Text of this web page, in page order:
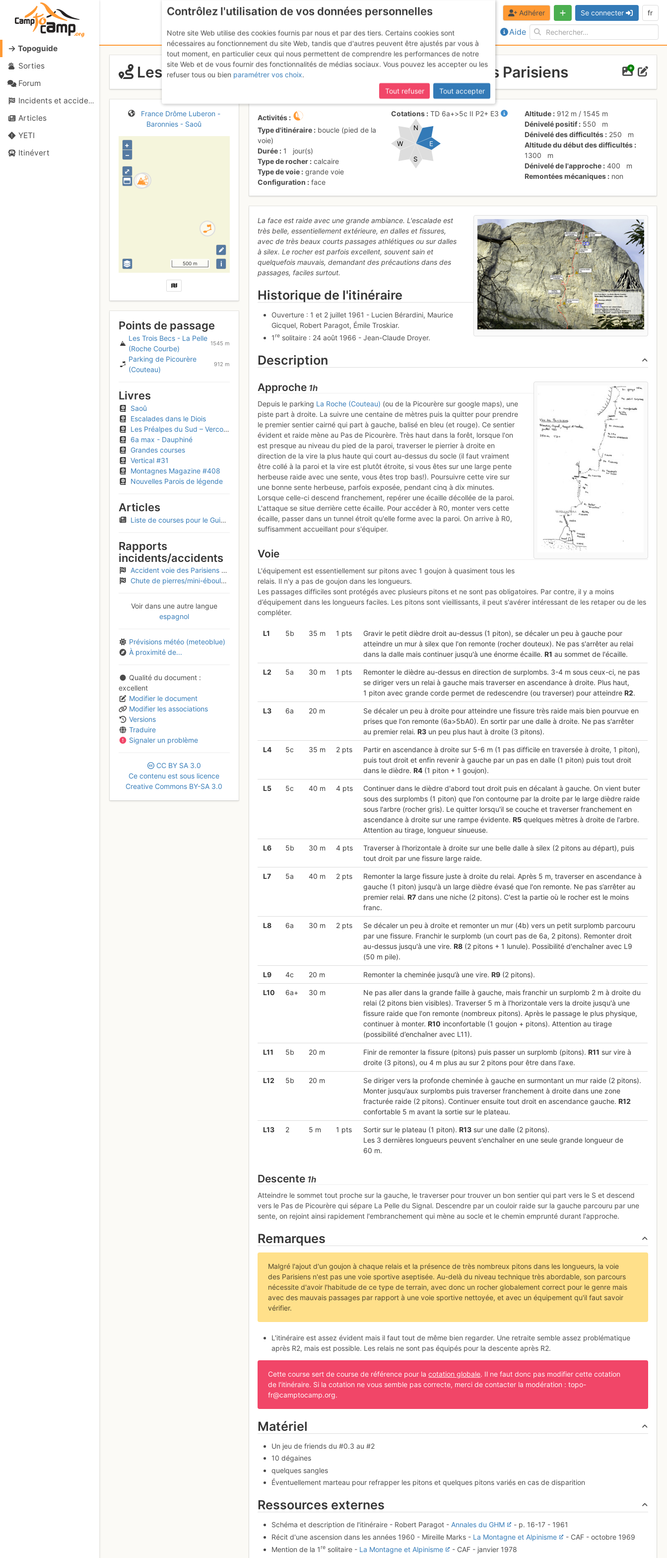
Topoguide
Sorties
Forum
Incidents et accidents
Articles
YETI
Itinévert
Aide
Adhérer Se connecter fr
Les Trois Becs - La Pelle (Roche Courbe) : Voie des Parisiens
France Drôme Luberon -
Baronnies - Saoû
⤢
+
–
500 m i
Points de passage
Les Trois Becs - La Pelle
(Roche Courbe)
1545 m
Parking de Picourère
(Couteau)
912 m
Livres
Saoû
Escalades dans le Diois
Les Préalpes du Sud – Vercors – Verdon – Devoluy - Les 100 plus belles courses et randonnées
6a max - Dauphiné
Grandes courses
Vertical #31
Montagnes Magazine #408
Nouvelles Parois de légende
Articles
Liste de courses pour le Guide 2016 en France
Rapports
incidents/accidents
Accident voie des Parisiens qui se finit bien
Chute de pierres/mini-éboulement dans la voie des Parisiens
Voir dans une autre langue
espagnol
Prévisions météo (meteoblue)
À proximité de...
Qualité du document
excellent
Modifier le document
Modifier les associations
Versions
Traduire
Signaler un problème
CC BY SA 3.0
Ce contenu est sous licence
Creative Commons BY-SA 3.0
Activités
Type d'itinéraire
boucle (pied de la
voie)
Durée
1
jour(s)
Type de rocher
calcaire
Type de voie
grande voie
Configuration
face
Cotations TD 6a+>5c II P2+ E3
E
W
S
N
Altitude 912 m / 1545 m
Dénivelé positif
550
m
Dénivelé des difficultés
250
m
Altitude du début des difficultés
1300
m
Dénivelé de l'approche
400
m
Remontées mécaniques
non
La face est raide avec une grande ambiance. L'escalade est
très belle, essentiellement extérieure, en dalles et fissures,
avec de très beaux courts passages athlétiques ou sur dalles
à silex. Le rocher est parfois excellent, souvent sain et
quelquefois mauvais, demandant des précautions dans des
passages, faciles surtout.
Historique de l'itinéraire
Ouverture : 1 et 2 juillet 1961 - Lucien Bérardini, Maurice
Gicquel, Robert Paragot, Émile Troskiar.
1re solitaire : 24 août 1966 - Jean-Claude Droyer.
Description
Approche 1h
Depuis le parking La Roche (Couteau) (ou de la Picourère sur google maps), une
piste part à droite. La suivre une centaine de mètres puis la quitter pour prendre
le premier sentier cairné qui part à gauche, balisé en bleu (et rouge). Ce sentier
évident et raide mène au Pas de Picourère. Très haut dans la forêt, lorsque l'on
est presque au niveau du pied de la paroi, traverser le pierrier à droite en
direction de la vire la plus haute qui court au-dessus du socle (il faut vraiment
être collé à la paroi et la vire est plutôt étroite, si vous êtes sur une large pente
herbeuse raide avec une sente, vous êtes trop bas!). Poursuivre cette vire sur
une bonne sente herbeuse, parfois exposée, pendant cinq à dix minutes.
Lorsque celle-ci descend franchement, repérer une écaille décollée de la paroi.
L'attaque se situe derrière cette écaille. Pour accéder à R0, monter vers cette
écaille, passer dans un tunnel étroit qu'elle forme avec la paroi. On arrive à R0,
suffisamment accueillant pour s'équiper.
Voie
L'équipement est essentiellement sur pitons avec 1 goujon à quasiment tous les
relais. Il n'y a pas de goujon dans les longueurs.
Les passages difficiles sont protégés avec plusieurs pitons et ne sont pas obligatoires. Par contre, il y a moins
d’équipement dans les longueurs faciles. Les pitons sont vieillissants, il peut s'avérer intéressant de les retaper ou de les
compléter.
L1 5b 35 m 1 pts
Gravir le petit dièdre droit au-dessus (1 piton), se décaler un peu à gauche pour
atteindre un mur à silex que l'on remonte (rocher douteux). Ne pas s'arrêter au relai
dans la dalle mais continuer jusqu'à une énorme écaille. R1 au sommet de l'écaille.
L2 5a 30 m 1 pts
Remonter le dièdre au-dessus en direction de surplombs. 3-4 m sous ceux-ci, ne pas
se diriger vers un relai à gauche mais traverser en ascendance à droite. Plus haut,
1 piton avec grande corde permet de redescendre (ou traverser) pour atteindre R2.
L3 6a 20 m
Se décaler un peu à droite pour atteindre une fissure très raide mais bien pourvue en
prises que l'on remonte (6a>5bA0). En sortir par une dalle à droite. Ne pas s'arrêter
au premier relai. R3un peu plus haut à droite (3 pitons).
L4 5c 35 m 2 pts
Partir en ascendance à droite sur 5-6 m (1 pas difficile en traversée à droite, 1 piton),
puis tout droit et enfin revenir à gauche par un pas en dalle (1 piton) puis tout droit
dans le dièdre. R4(1 piton + 1 goujon).
L5 5c 40 m 4 pts
Continuer dans le dièdre d'abord tout droit puis en décalant à gauche. On vient buter
sous des surplombs (1 piton) que l'on contourne par la droite par le large dièdre raide
sous l'arbre (rocher gris). Le quitter lorsqu'il se couche et traverser franchement en
ascendance à droite sur une rampe évidente. R5quelques mètres à droite de l'arbre.
Attention au tirage, longueur sinueuse.
L6 5b 30 m 4 pts
Traverser à l'horizontale à droite sur une belle dalle à silex (2 pitons au départ), puis
tout droit par une fissure large raide.
L7 5a 40 m 2 pts
Remonter la large fissure juste à droite du relai. Après 5 m, traverser en ascendance à
gauche (1 piton) jusqu'à un large dièdre évasé que l'on remonte. Ne pas s’arrêter au
premier relai. R7dans une niche (2 pitons). C'est la partie où le rocher est le moins
franc.
L8 6a 30 m 2 pts
Se décaler un peu à droite et remonter un mur (4b) vers un petit surplomb parcouru
par une fissure. Franchir le surplomb (un court pas de 6a, 2 pitons). Remonter droit
au-dessus jusqu'à une vire. R8(2 pitons + 1 lunule). Possibilité d'enchaîner avec L9
(50 m pile).
L9 4c 20 m Remonter la cheminée jusqu’à une vire. R9(2 pitons).
L10 6a+ 30 m
Ne pas aller dans la grande faille à gauche, mais franchir un surplomb 2 m à droite du
relai (2 pitons bien visibles). Traverser 5 m à l'horizontale vers la droite jusqu'à une
fissure raide que l'on remonte (nombreux pitons). Après le passage le plus physique,
continuer à monter. R10 inconfortable (1 goujon + pitons). Attention au tirage
(possibilité d’enchaîner avec L11).
L11 5b 20 m Finir de remonter la fissure (pitons) puis passer un surplomb (pitons). R11 sur vire à
droite (3 pitons), ou 4 m plus au sur 2 pitons pour être dans l'axe.
L12 5b 20 m
Se diriger vers la profonde cheminée à gauche en surmontant un mur raide (2 pitons).
Monter jusqu’aux surplombs puis traverser franchement à droite dans une zone
fracturée raide (2 pitons). Continuer ensuite tout droit en ascendance gauche. R12
confortable 5 m avant la sortie sur le plateau.
L13 2 5 m 1 pts Sortir sur le plateau (1 piton). R13sur une dalle (2 pitons).
Les 3 dernières longueurs peuvent s'enchaîner en une seule grande longueur de
60 m.
Descente 1h
Atteindre le sommet tout proche sur la gauche, le traverser pour trouver un bon sentier qui part vers le S et descend
vers le Pas de Picourère qui sépare La Pelle du Signal. Descendre par un couloir raide sur la gauche parcouru par une
sente, on rejoint ainsi rapidement l'embranchement qui mène au socle et le chemin emprunté durant l'approche.
Remarques
Malgré l'ajout d'un goujon à chaque relais et la présence de très nombreux pitons dans les longueurs, la voie
des Parisiens n'est pas une voie sportive aseptisée. Au-delà du niveau technique très abordable, son parcours
nécessite d'avoir l'habitude de ce type de terrain, avec donc un rocher globalement correct pour le genre mais
avec des mauvais passages par rapport à une voie sportive nettoyée, et avec un équipement qu'il faut savoir
vérifier.
L'itinéraire est assez évident mais il faut tout de même bien regarder. Une retraite semble assez problématique
après R2, mais est possible. Les relais ne sont pas équipés pour la descente après R2.
Cette course sert de course de référence pour lacotation globale. Il ne faut donc pas modifier cette cotation
de l'itinéraire. Si la cotation ne vous semble pas correcte, merci de contacter la modération : topo-
fr@camptocamp.org.
Matériel
Un jeu de friends du #0.3 au #2
10 dégaines
quelques sangles
Éventuellement marteau pour refrapper les pitons et quelques pitons variés en cas de disparition
Ressources externes
Schéma et description de l'itinéraire - Robert Paragot - Annales du GHM
- p. 16-17 - 1961
Récit d'une ascension dans les années 1960 - Mireille Marks - La Montagne et Alpinisme
- CAF - octobre 1969
Mention de la 1re solitaire - La Montagne et Alpinisme
- CAF - janvier 1978
Contrôlez l'utilisation de vos données personnelles
Notre site Web utilise des cookies fournis par nous et par des tiers. Certains cookies sont
nécessaires au fonctionnement du site Web, tandis que d'autres peuvent être ajustés par vous à
tout moment, en particulier ceux qui nous permettent de comprendre les performances de notre
site Web et de vous fournir des fonctionnalités de médias sociaux. Vous pouvez les accepter ou les
refuser tous ou bien paramétrer vos choix.
Tout refuser
Tout accepter